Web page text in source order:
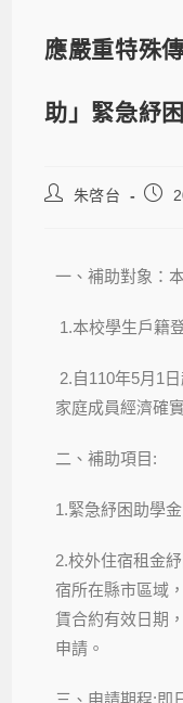
應嚴重特殊
助」緊急紓
朱啓台
一、補助對象：
1.本校學生戶籍
2.自110年5月1
家庭成員經濟確
二、補助項目:
1.緊急紓困助學
2.校外住宿租金
宿所在縣市區域
賃合約有效日期
申請。
三、申請期程:即